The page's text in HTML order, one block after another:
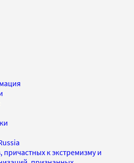
причастных к экстремизму и